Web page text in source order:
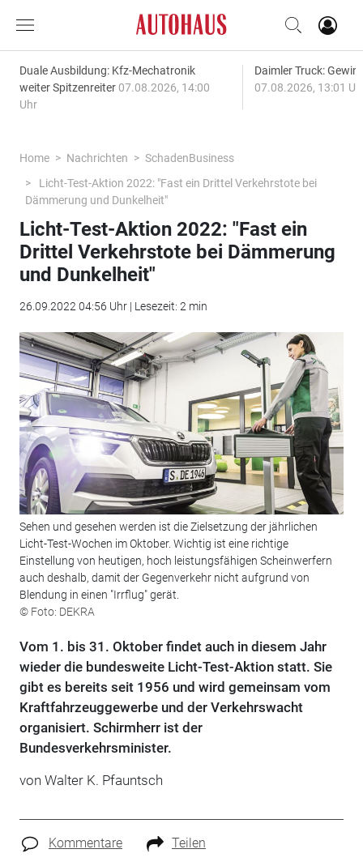
Duale Ausbildung: Kfz-Mechatronik
weiter Spitzenreiter 07.08.2026, 14:00
Uhr
Daimler Truck:
07.08.2026, 13:01
Home Nachrichten
SchadenBusiness
Licht-Test-Aktion 2022: "Fast ein Drittel Verkehrstote bei
Dämmerung und Dunkelheit"
Licht-Test-Aktion 2022: "Fast ein
Drittel Verkehrstote bei Dämmerung
und Dunkelheit"
26.09.2022 04:56 Uhr | Lesezeit: 2 min
Sehen und gesehen werden ist die Zielsetzung der jährlichen
Licht-Test-Wochen im Oktober. Wichtig ist eine richtige
Einstellung von heutigen, hoch leistungsfähigen Scheinwerfern
auch deshalb, damit der Gegenverkehr nicht aufgrund von
Blendung in einen "Irrflug" gerät.
© Foto: DEKRA
Vom 1. bis 31. Oktober findet auch in diesem Jahr
wieder die bundesweite Licht-Test-Aktion statt. Sie
gibt es bereits seit 1956 und wird gemeinsam vom
Kraftfahrzeuggewerbe und der Verkehrswacht
organisiert. Schirmherr ist der
Bundesverkehrsminister.
von Walter K. Pfauntsch
Kommentare Teilen